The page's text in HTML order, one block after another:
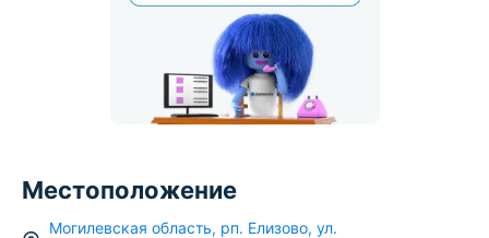
Местоположение
Могилевская область, рп. Елизово, ул.